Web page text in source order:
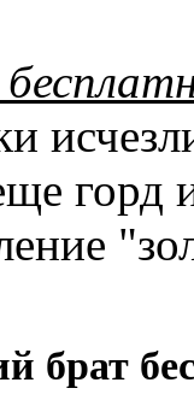
горд
брат